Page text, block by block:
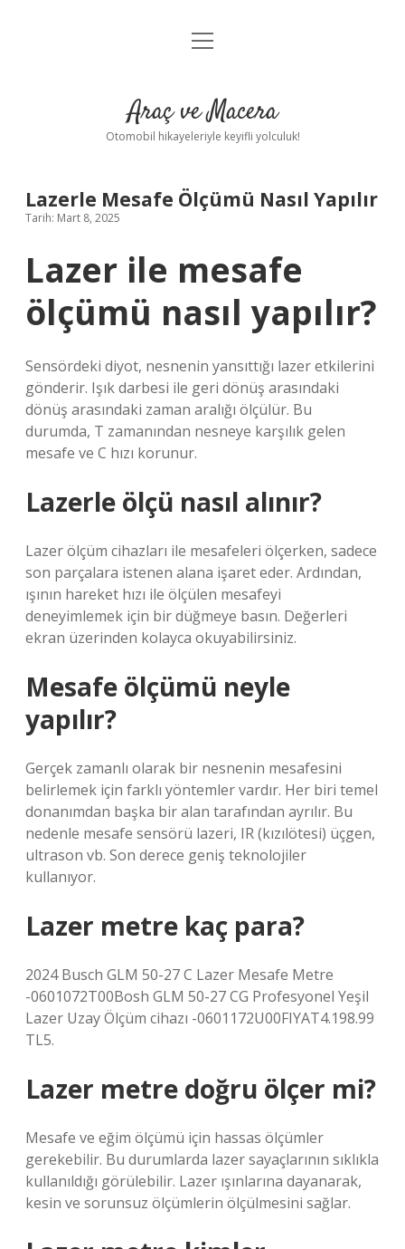
Anasayfa
Yasal Uyarı
menüyü
Araç ve Macera
Otomobil hikayeleriyle keyifli yolculuk!
Lazerle Mesafe Ölçümü Nasıl Yapılır
Tarih: Mart 8, 2025
Lazer ile mesafe
ölçümü nasıl yapılır?
Sensördeki diyot, nesnenin yansıttığı lazer etkilerini
gönderir. Işık darbesi ile geri dönüş arasındaki
dönüş arasındaki zaman aralığı ölçülür. Bu
durumda, T zamanından nesneye karşılık gelen
mesafe ve C hızı korunur.
Lazerle ölçü nasıl alınır?
Lazer ölçüm cihazları ile mesafeleri ölçerken, sadece
son parçalara istenen alana işaret eder. Ardından,
ışının hareket hızı ile ölçülen mesafeyi
deneyimlemek için bir düğmeye basın. Değerleri
ekran üzerinden kolayca okuyabilirsiniz.
Mesafe ölçümü neyle
yapılır?
Gerçek zamanlı olarak bir nesnenin mesafesini
belirlemek için farklı yöntemler vardır. Her biri temel
donanımdan başka bir alan tarafından ayrılır. Bu
nedenle mesafe sensörü lazeri, IR (kızılötesi) üçgen,
ultrason vb. Son derece geniş teknolojiler
kullanıyor.
Lazer metre kaç para?
2024 Busch GLM 50-27 C Lazer Mesafe Metre
-0601072T00Bosh GLM 50-27 CG Profesyonel Yeşil
Lazer Uzay Ölçüm cihazı -0601172U00FIYAT4.198.99
TL5.
Lazer metre doğru ölçer mi?
Mesafe ve eğim ölçümü için hassas ölçümler
gerekebilir. Bu durumlarda lazer sayaçlarının sıklıkla
kullanıldığı görülebilir. Lazer ışınlarına dayanarak,
kesin ve sorunsuz ölçümlerin ölçülmesini sağlar.